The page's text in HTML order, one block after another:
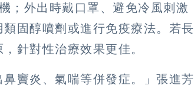
；外出時戴口罩、避免冷風刺激
固醇噴劑或進行免疫療法。若長
針對性治療效果更佳。
竇炎、氣喘等併發症。」張進芳